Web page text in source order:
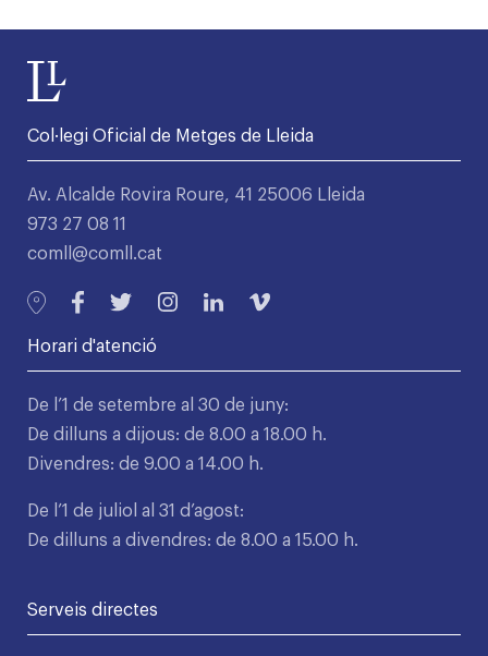
Col·legi Oficial de Metges de Lleida
Av. Alcalde Rovira Roure, 41 25006 Lleida
973 27 08 11
comll@comll.cat
Horari d'atenció
De l’1 de setembre al 30 de juny:
De dilluns a dijous: de 8.00 a 18.00 h.
Divendres: de 9.00 a 14.00 h.
De l’1 de juliol al 31 d’agost:
De dilluns a divendres: de 8.00 a 15.00 h.
Serveis directes